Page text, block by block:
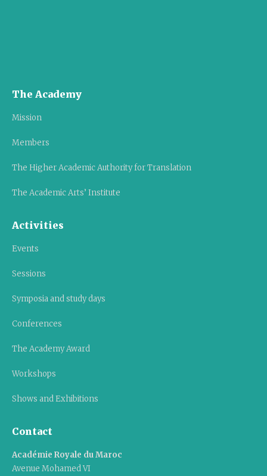
The Academy
Mission
Members
The Higher Academic Authority for Translation
The Academic Arts’ Institute
Activities
Events
Sessions
Symposia and study days
Conferences
The Academy Award
Workshops
Shows and Exhibitions
Contact
Académie Royale du Maroc
Avenue Mohamed VI